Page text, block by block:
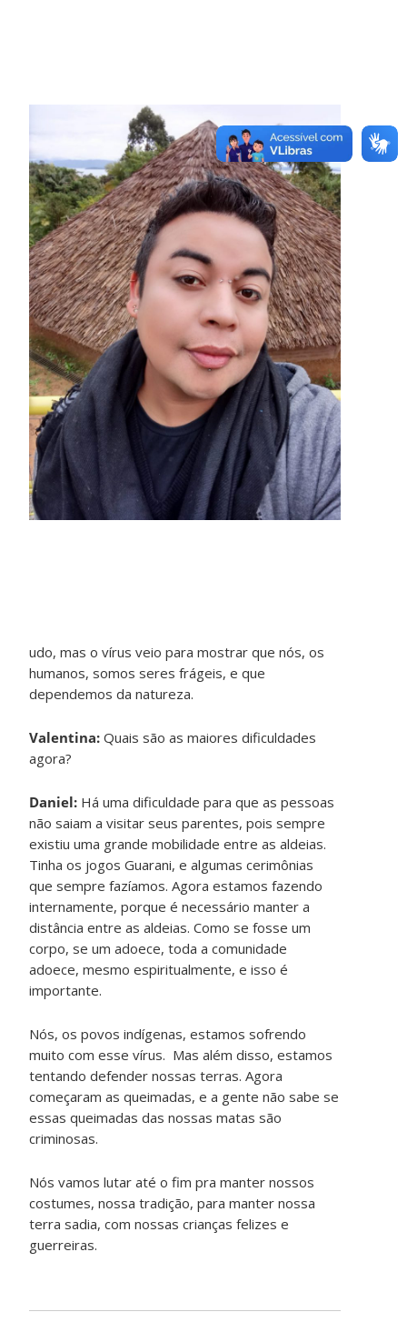
udo, mas o vírus veio para mostrar que nós, os
humanos, somos seres frágeis, e que
dependemos da natureza.
Valentina:Quais são as maiores dificuldades
agora?
Daniel: Há uma dificuldade para que as pessoas
não saiam a visitar seus parentes, pois sempre
existiu uma grande mobilidade entre as aldeias.
Tinha os jogos Guarani, e algumas cerimônias
que sempre fazíamos. Agora estamos fazendo
internamente, porque é necessário manter a
distância entre as aldeias. Como se fosse um
corpo, se um adoece, toda a comunidade
adoece, mesmo espiritualmente, e isso é
importante.
Nós, os povos indígenas, estamos sofrendo
muito com esse vírus. Mas além disso, estamos
tentando defender nossas terras. Agora
começaram as queimadas, e a gente não sabe se
essas queimadas das nossas matas são
criminosas.
Nós vamos lutar até o fim pra manter nossos
costumes, nossa tradição, para manter nossa
terra sadia, com nossas crianças felizes e
guerreiras.